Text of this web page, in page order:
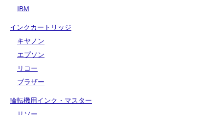
IBM
インクカートリッジ
キヤノン
エプソン
リコー
ブラザー
輪転機用インク・マスター